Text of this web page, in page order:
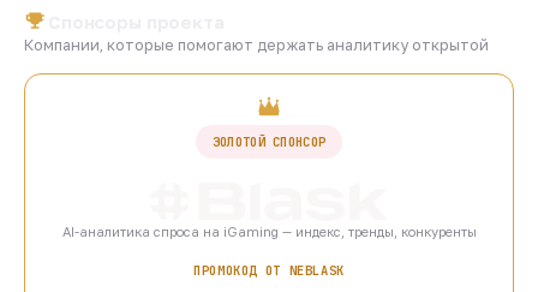
Компании, которые помогают держать аналитику открытой
ЗОЛОТОЙ СПОНСОР
AI-аналитика спроса на iGaming — индекс, тренды, конкуренты
ПРОМОКОД ОТ NEBLASK